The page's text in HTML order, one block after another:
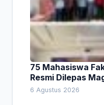
75 Mahasiswa
Resmi Dilepas
Empat Pesan
6 Agustus 2026